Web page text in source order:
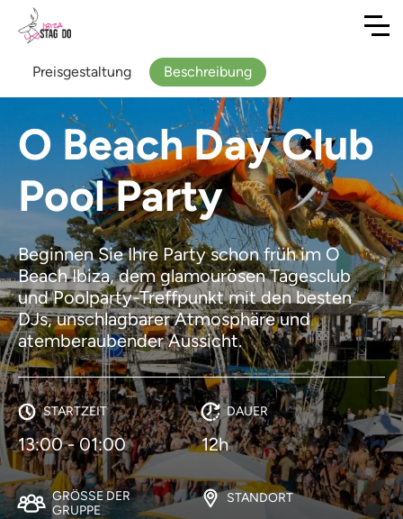
O Beach Day Club
Pool Party
Beginnen Sie Ihre Party schon früh im O
Beach Ibiza, dem glamourösen Tagesclub
und Poolparty-Treffpunkt mit den besten
DJs, unschlagbarer Atmosphäre und
atemberaubender Aussicht.
STARTZEIT
13:00 - 01:00
DAUER
12h
GRÖSSE DER G
RUPPE
STANDORT
Preisgestaltung Beschreibung